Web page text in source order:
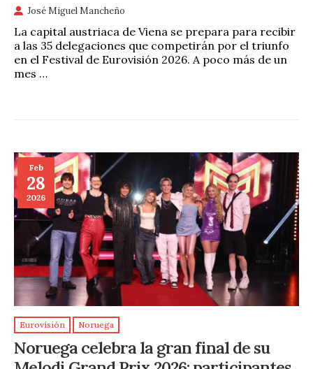
José Miguel Mancheño
La capital austriaca de Viena se prepara para recibir
a las 35 delegaciones que competirán por el triunfo
en el Festival de Eurovisión 2026. A poco más de un
mes …
Feb
28
2026
Eurovisión Noruega
Noruega celebra la gran final de su